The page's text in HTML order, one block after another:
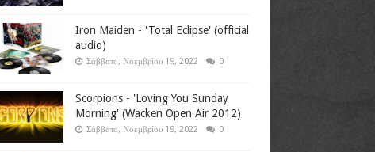
Iron Maiden - 'Total Eclipse' (official
audio)
Σάββατο, Νοεμβρίου 19, 2022 0
Scorpions - 'Loving You Sunday
Morning' (Wacken Open Air 2012)
Σάββατο, Νοεμβρίου 19, 2022 0